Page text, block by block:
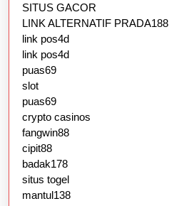
SITUS GACOR
LINK ALTERNATIF PRADA188
link pos4d
link pos4d
puas69
slot
puas69
crypto casinos
fangwin88
cipit88
badak178
situs togel
mantul138